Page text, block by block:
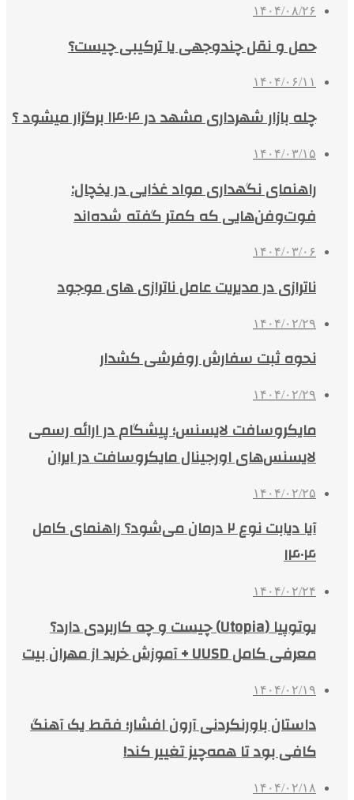
۱۴۰۴/۰۸/۲۶
حمل و نقل چندوجهی یا ترکیبی چیست؟
۱۴۰۴/۰۶/۱۱
چله بازار شهرداری مشهد در ۱۴۰۴ برگزار میشود ؟
۱۴۰۴/۰۳/۱۵
راهنمای نگهداری مواد غذایی در یخچال:
فوت‌وفن‌هایی که کمتر گفته شده‌اند
۱۴۰۴/۰۳/۰۶
ناترازی در مدیریت عامل ناترازی های موجود
۱۴۰۴/۰۲/۲۹
نحوه ثبت سفارش روفرشی کشدار
۱۴۰۴/۰۲/۲۹
مایکروسافت لایسنس؛ پیشگام در ارائه رسمی
لایسنس‌های اورجینال مایکروسافت در ایران
۱۴۰۴/۰۲/۲۵
آیا دیابت نوع ۲ درمان می‌شود؟ راهنمای کامل
۱۴۰۴
۱۴۰۴/۰۲/۲۴
یوتوپیا (Utopia) چیست و چه کاربردی دارد؟
معرفی کامل UUSD + آموزش خرید از مهران بیت
۱۴۰۴/۰۲/۱۹
داستان باورنکردنی آرون افشار؛ فقط یک آهنگ
کافی بود تا همه‌چیز تغییر کند!
۱۴۰۴/۰۲/۱۸